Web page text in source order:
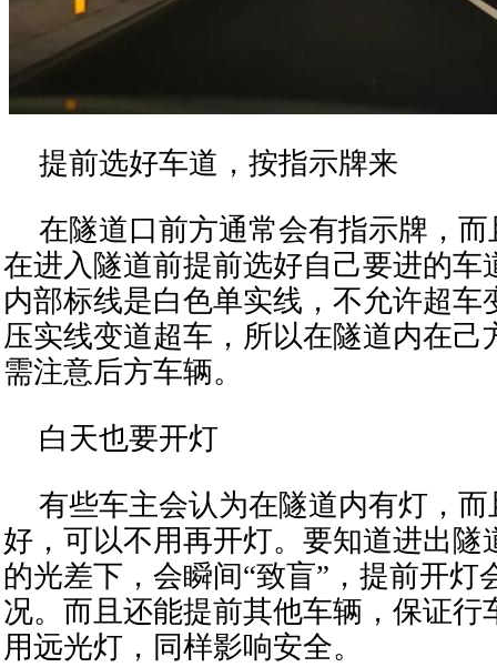
提前选好车道，按指示牌来
在隧道口前方通常会有指示牌，
在进入隧道前提前选好自己要进的车
内部标线是白色单实线，不允许超车
压实线变道超车，所以在隧道内在己
需注意后方车辆。
白天也要开灯
有些车主会认为在隧道内有灯，
好，可以不用再开灯。要知道进出隧
的光差下，会瞬间“致盲”，提前开灯
况。而且还能提前其他车辆，保证行
用远光灯，同样影响安全。